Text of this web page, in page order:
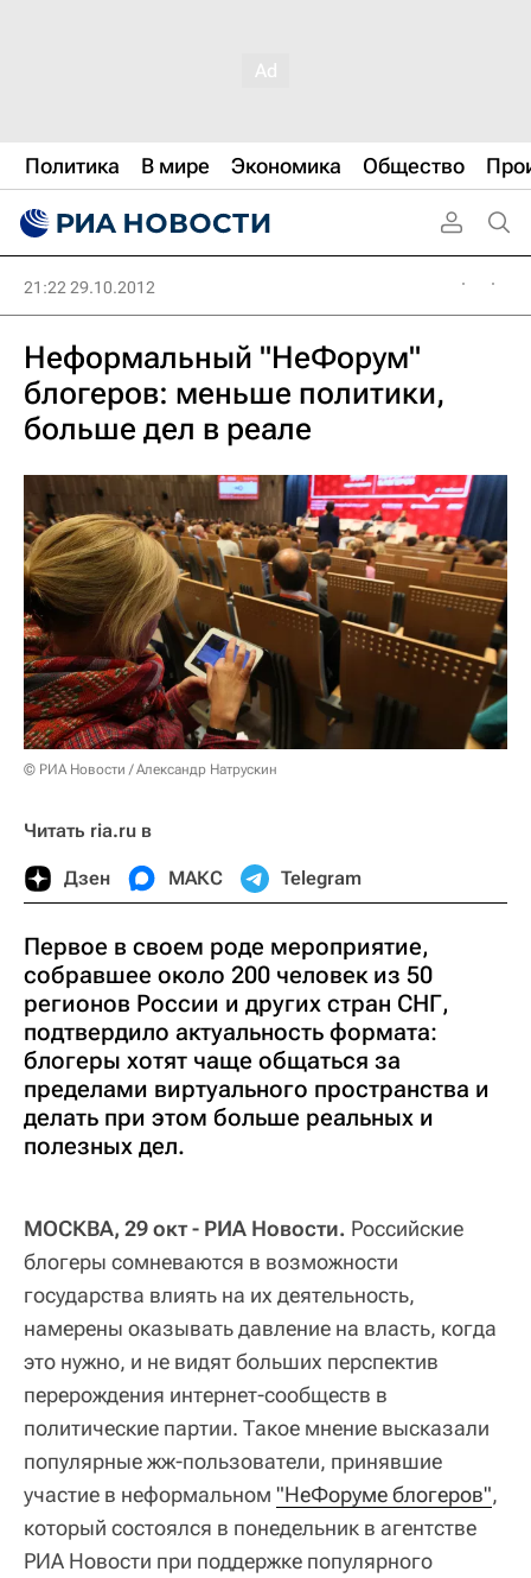
Политика В мире Экономика Общество
21:22 29.10.2012
Неформальный "НеФорум"
блогеров: меньше политики,
больше дел в реале
© РИА Новости / Александр Натрускин
Читать ria.ru в
Дзен МАКС Telegram
Первое в своем роде мероприятие,
собравшее около 200 человек из 50
регионов России и других стран СНГ,
подтвердило актуальность формата:
блогеры хотят чаще общаться за
пределами виртуального пространства и
делать при этом больше реальных и
полезных дел.
МОСКВА, 29 окт - РИА Новости. Российские
блогеры сомневаются в возможности
государства влиять на их деятельность,
намерены оказывать давление на власть, когда
это нужно, и не видят больших перспектив
перерождения интернет-сообществ в
политические партии. Такое мнение высказали
популярные жж-пользователи, принявшие
участие в неформальном "НеФоруме блогеров",
который состоялся в понедельник в агентстве
РИА Новости при поддержке популярного